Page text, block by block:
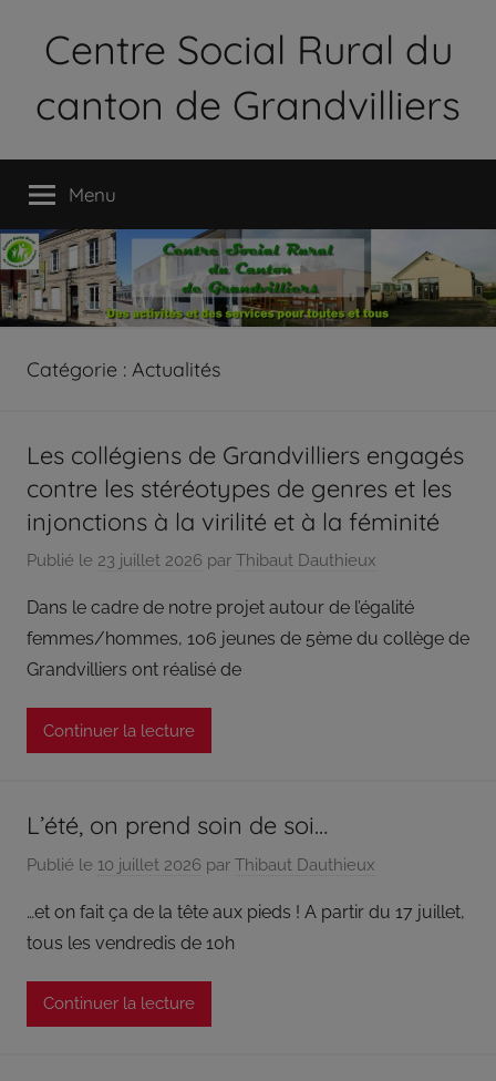
Centre Social Rural du
canton de Grandvilliers
Social
Rural
du
Canton
de
Grandvilliers
est
1901
qui
répond
orientations
et
politique
définies
son
qui,
pour
décisions,
délègue
partie
de
Menu
Catégorie : Actualités
Les collégiens de Grandvilliers engagés
contre les stéréotypes de genres et les
injonctions à la virilité et à la féminité
Publié le 23 juillet 2026 par Thibaut Dauthieux
Dans le cadre de notre projet autour de l’égalité
femmes/hommes, 106 jeunes de 5ème du collège de
Grandvilliers ont réalisé de
Continuer la lecture
L’été, on prend soin de soi…
Publié le 10 juillet 2026 par Thibaut Dauthieux
…et on fait ça de la tête aux pieds ! A partir du 17 juillet,
tous les vendredis de 10h
Continuer la lecture